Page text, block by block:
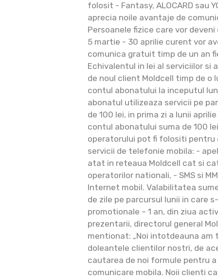
folosit - Fantasy, ALOCARD sau
aprecia noile avantaje de
Persoanele fizice care vor
5 martie - 30 aprilie curent vor
comunica gratuit timp de un an
Echivalentul in lei al serviciilor si
de noul client Moldcell timp de o
contul abonatului la inceputul
abonatul utilizeaza servicii pe
de 100 lei, in prima zi a lunii
contul abonatului suma de 100
operatorului pot fi folositi pentru
servicii de telefonie mobila: -
atat in reteaua Moldcell cat si
operatorilor nationali, - SMS si
Internet mobil. Valabilitatea
de zile pe parcursul lunii in care
promotionale – 1 an, din ziua
prezentarii, directorul general
mentionat: „Noi intotdeauna am
doleantele clientilor nostri, de
cautarea de noi formule pentru
comunicare mobila. Noii clienti